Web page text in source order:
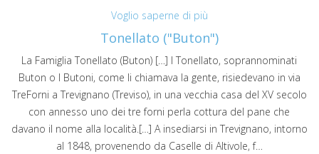
Voglio saperne di più
Tonellato ("Buton")
La Famiglia Tonellato (Buton) […] I Tonellato, soprannominati
Buton o I Butoni, come li chiamava la gente, risiedevano in via
TreForni a Trevignano (Treviso), in una vecchia casa del XV secolo
con annesso uno dei tre forni perla cottura del pane che
davano il nome alla località.[…] A insediarsi in Trevignano, intorno
al 1848, provenendo da Caselle di Altivole, f…